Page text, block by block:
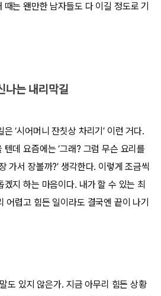
때는 왠만한 남자들도 다 이길 정도로 기
는 내리막길
‘시어머니 잔칫상 차리기’ 이런 거다.
데 요즘에는 ‘그래? 그럼 무슨 요리를
가서 장볼까?’ 생각한다. 이렇게 조금씩
지 하는 마음이다. 내가 할 수 있는 최
어렵고 힘든 일이라도 결국엔 끝이 나기
도 있지 않은가. 지금 아무리 힘든 상황